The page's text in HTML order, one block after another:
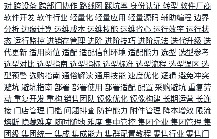
对 跨设备 跨部门协作 路线图 踩坑率 身份认证 转型 软件厂商
软件开发 软件行业 轻量化 轻量应用 轻量源码 辅助编程 边界
分析 边缘计算 运维成本 运维技能 运维省心 运行效率 运行状
态 运行监控 进销存管理 进阶 进阶技巧 进阶玩法 迭代升级 迭
代更新 适用岗位 适配 适配信创环境 适配能力 选型 选型参考
选型对比 选型指南 选型指标 选型标准 选型流程 选型误区 选
型预警 选购指南 通俗解读 通用技能 速度优化 逻辑 避免冲突
避坑 避坑指南 部署 部署使用 部署适配 配置 采购避坑 重复劳
动 重复开发 重构 销售团队 镜像优化 镜像构建 长期运营 长连
接 门店管理 门槛 问题排查 防护能力 附件管理 降本增效 限流
熔断 隐藏难度 随时随地 难度 集中管控 集团企业 集团管理 集
团级 集团统一 集成 集成能力 集群配置教程 零售行业 零售门